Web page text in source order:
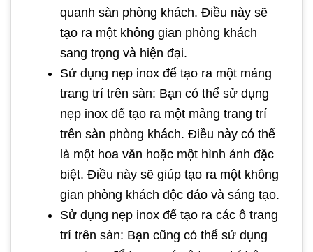
quanh sàn phòng khách. Điều này sẽ
tạo ra một không gian phòng khách
sang trọng và hiện đại.
Sử dụng nẹp inox để tạo ra một mảng
trang trí trên sàn: Bạn có thể sử dụng
nẹp inox để tạo ra một mảng trang trí
trên sàn phòng khách. Điều này có thể
là một hoa văn hoặc một hình ảnh đặc
biệt. Điều này sẽ giúp tạo ra một không
gian phòng khách độc đáo và sáng tạo.
Sử dụng nẹp inox để tạo ra các ô trang
trí trên sàn: Bạn cũng có thể sử dụng